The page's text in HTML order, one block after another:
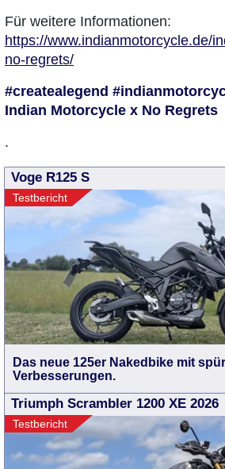
Für weitere Informationen:
https://www.indianmotorcycle.de/
no-regrets/
#createalegend
Indian Motorcycle x No Regrets
.
Voge R125 S
Testbericht
Das neue 125er Nakedbike mit
Verbesserungen.
Triumph Scrambler 1200 XE 2026
Testbericht